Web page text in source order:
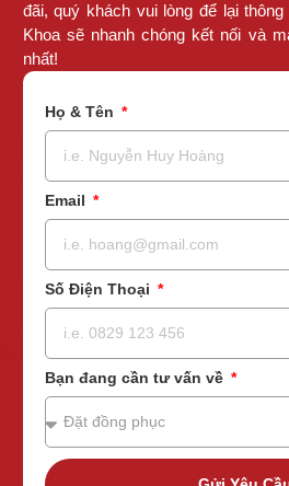
đãi, quý khách vui lòng để lại
Khoa sẽ nhanh chóng kết nối và
nhất!
Họ & Tên
Email
Số Điện Thoại
Bạn đang cần tư vấn về